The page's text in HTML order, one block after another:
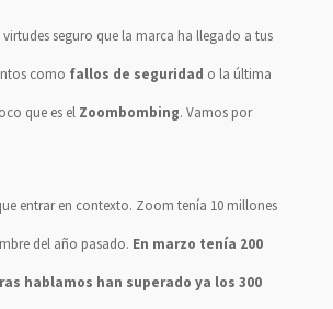
virtudes seguro que la marca ha llegado a tus
como fallos de seguridad o la última
que es el Zoombombing. Vamos por
entrar en contexto. Zoom tenía 10 millones
del año pasado. En marzo tenía 200
hablamos han superado ya los 300